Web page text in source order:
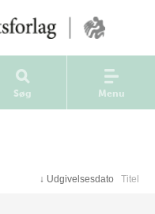
Søg Menu
↓ Udgivelsesdato Titel